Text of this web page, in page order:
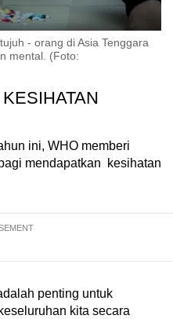
- orang di Asia Tenggara
mental. (Foto:
ini, WHO memberi
mendapatkan kesihatan
penting untuk
kita secara